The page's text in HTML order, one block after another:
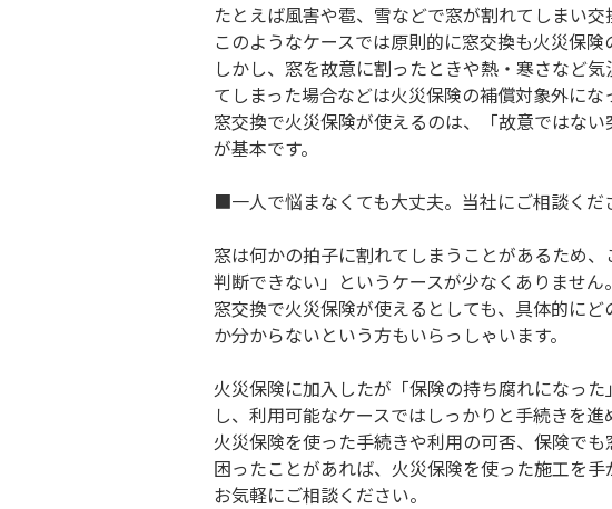
たとえば風害や雹、雪などで窓が割れてしまい交
このようなケースでは原則的に窓交換も火災保険
しかし、窓を故意に割ったときや熱・寒さなど
てしまった場合などは火災保険の補償対象外にな
窓交換で火災保険が使えるのは、「故意ではな
が基本です。
■一人で悩まなくても大丈夫。当社にご相談くだ
窓は何かの拍子に割れてしまうことがあるため
判断できない」というケースが少なくありません。
窓交換で火災保険が使えるとしても、具体的に
か分からないという方もいらっしゃいます。
火災保険に加入したが「保険の持ち腐れになっ
し、利用可能なケースではしっかりと手続きを進
火災保険を使った手続きや利用の可否、保険で
困ったことがあれば、火災保険を使った施工を手
お気軽にご相談ください。